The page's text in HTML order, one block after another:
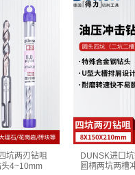
坑两刃钻咀
4~10mm
DUNSK进口
圆柄两坑两槽